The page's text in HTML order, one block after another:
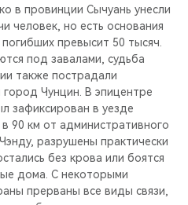
в провинции Сычуань унесли
человек, но есть основания
превысит 50 тысяч.
под завалами, судьба
также пострадали
город Чунцин. В эпицентре
зафиксирован в уезде
90 км от административного
разрушены практически
без крова или боятся
дома. С некоторыми
прерваны все виды связи,